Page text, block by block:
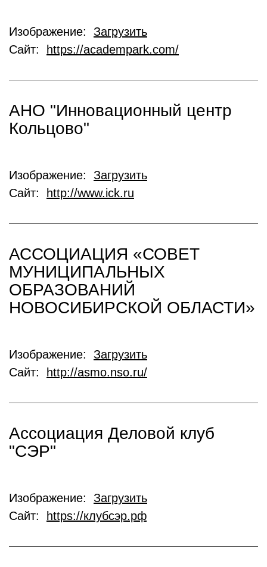
Изображение: Загрузить
Сайт:
https://academpark.com/
АНО "Инновационный центр
Кольцово"
Изображение: Загрузить
Сайт:
http://www.ick.ru
АССОЦИАЦИЯ «СОВЕТ
МУНИЦИПАЛЬНЫХ
ОБРАЗОВАНИЙ
НОВОСИБИРСКОЙ ОБЛАСТИ»
Изображение: Загрузить
Сайт:
http://asmo.nso.ru/
Ассоциация Деловой клуб
"СЭР"
Изображение: Загрузить
Сайт:
https://клубсэр.рф